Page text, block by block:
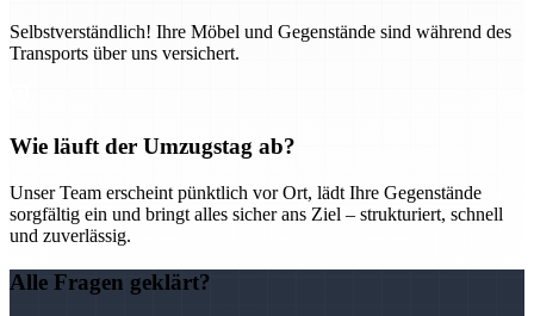
Selbstverständlich! Ihre Möbel und Gegenstände sind während des
Transports über uns versichert.
Wie läuft der Umzugstag ab?
Unser Team erscheint pünktlich vor Ort, lädt Ihre Gegenstände
sorgfältig ein und bringt alles sicher ans Ziel – strukturiert, schnell
und zuverlässig.
Alle Fragen geklärt?